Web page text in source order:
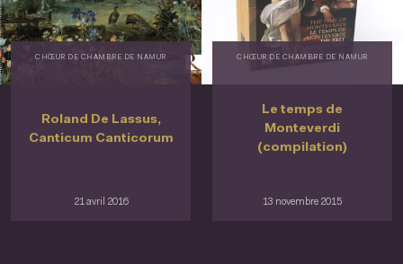
CHŒUR DE CHAMBRE DE NAMUR
Roland De Lassus,
Canticum Canticorum
21 avril 2016
CHŒUR DE CHAMBRE DE NAMUR
Le temps de
Monteverdi
(compilation)
13 novembre 2015